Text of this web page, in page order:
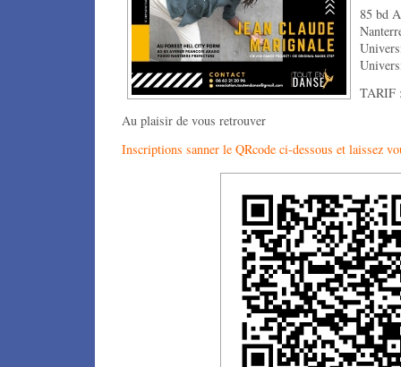
85 bd
TARIF
Au plaisir de vous retrouver
Inscriptions sanner le QRcode ci-dessous et laissez